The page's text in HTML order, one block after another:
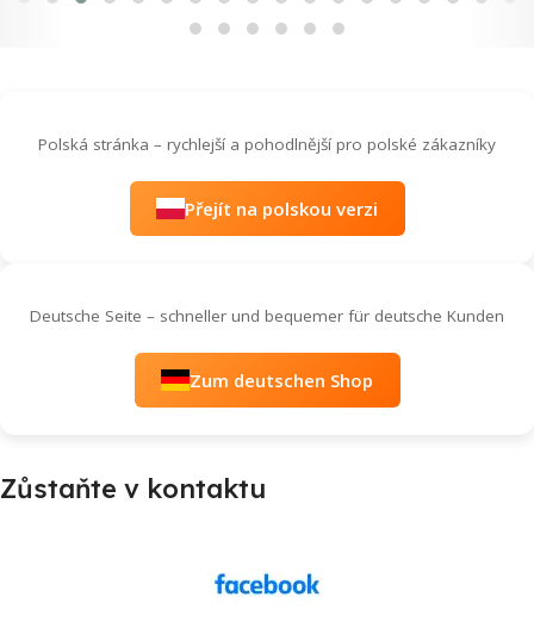
Polská stránka – rychlejší a pohodlnější pro polské zákazníky
Přejít na polskou verzi
Deutsche Seite – schneller und bequemer für deutsche Kunden
Zum deutschen Shop
Zůstaňte v kontaktu